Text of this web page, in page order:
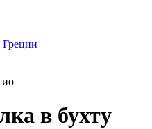
в бухту